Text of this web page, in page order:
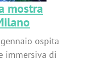
mostra
ospita
immersiva di